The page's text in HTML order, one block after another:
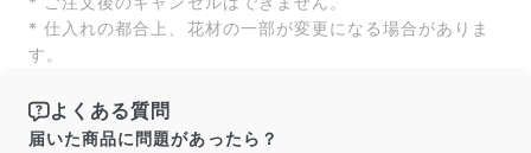
* 仕入れの都合上、花材の一部が変更になる場合がありま
す。
よくある質問
届いた商品に問題があったら？